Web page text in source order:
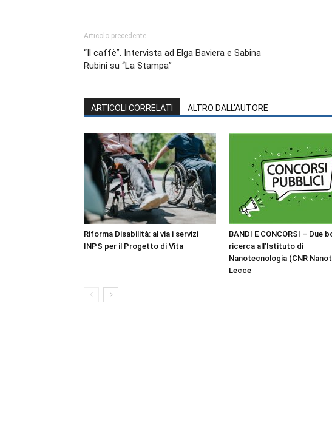
Articolo precedente
“Il caffè”. Intervista ad Elga Baviera e Sabina
Rubini su “La Stampa”
ARTICOLI CORRELATI ALTRO DALL'AUTORE
Riforma Disabilità: al via i servizi
INPS per il Progetto di Vita
BANDI E CONCORSI – Due
ricerca all’Istituto di
Nanotecnologia (CNR
Lecce